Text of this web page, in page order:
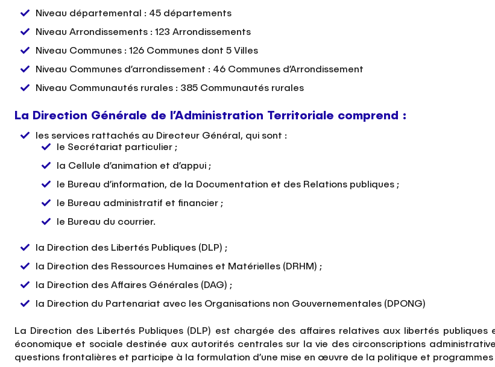
Niveau départemental : 45 départements
Niveau Arrondissements : 123 Arrondissements
Niveau Communes : 126 Communes dont 5 Villes
Niveau Communes d’arrondissement : 46 Communes d’Arrondissement
Niveau Communautés rurales : 385 Communautés rurales
La Direction Générale de l’Administration Territoriale comprend :
les services rattachés au Directeur Général, qui sont :
le Secrétariat particulier ;
la Cellule d’animation et d’appui ;
le Bureau d’information, de la Documentation et des Relations publiques ;
le Bureau administratif et financier ;
le Bureau du courrier.
la Direction des Libertés Publiques (DLP) ;
la Direction des Ressources Humaines et Matérielles (DRHM) ;
la Direction des Affaires Générales (DAG) ;
la Direction du Partenariat avec les Organisations non Gouvernementales (DPONG)
La Direction des Libertés Publiques (DLP) est chargée des affaires relatives aux libertés
économique et sociale destinée aux autorités centrales sur la vie des circonscriptions
questions frontalières et participe à la formulation d’une mise en œuvre de la politique et